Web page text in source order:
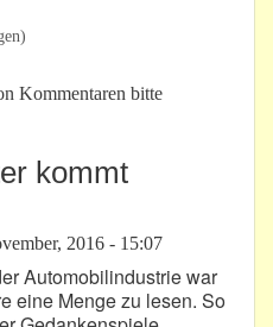
ist gestern gestorben
Kommentaren bitte
kommt
2016 - 15:07
Automobilindustrie war
eine Menge zu lesen. So